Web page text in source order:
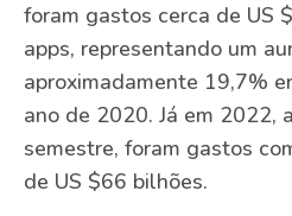
foram gastos cerca de US
apps, representando um
aproximadamente 19,7%
ano de 2020. Já em 2022,
semestre, foram gastos
de US $66 bilhões.